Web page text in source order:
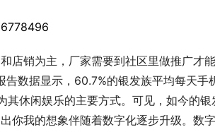
店销为主，厂家需要到社区里做推广才
数据显示，60.7%的银发族平均每天手
休闲娱乐的主要方式。可见，如今的银
你我的想象伴随着数字化逐步升级。数